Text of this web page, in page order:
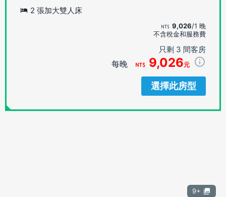
2 張加大雙人床
9,026/1 晚
不含稅金和服務費
只剩 3 間客房
每晚 9,026元
選擇此房型
9+